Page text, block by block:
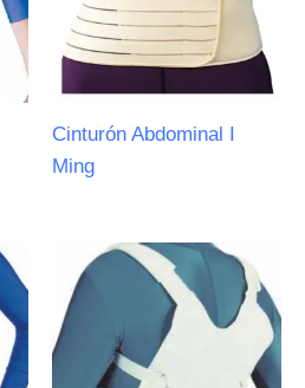
Cinturón Abdominal I
Ming